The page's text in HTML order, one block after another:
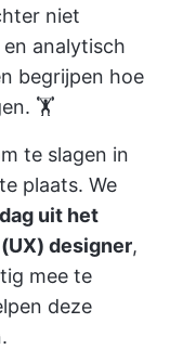
niet
analytisch
begrijpen hoe
🏋️
te slagen in
plaats. We
uit het
designer,
mee te
deze